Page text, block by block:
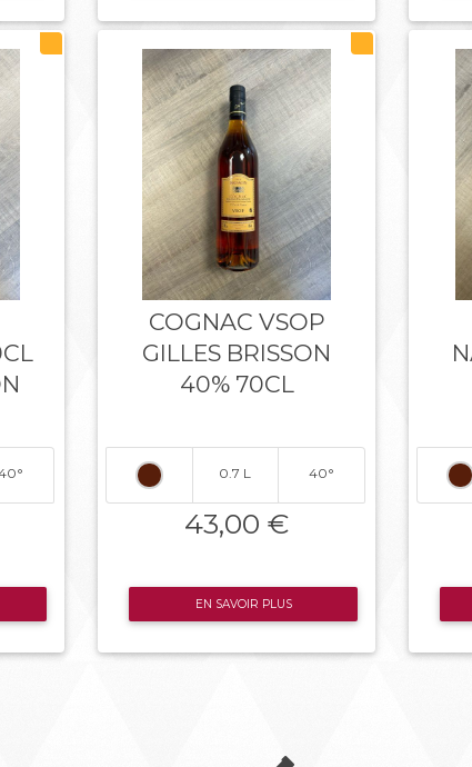
COGNAC VSOP
GILLES BRISSON
40% 70CL
0.7 L 40°
43,00 €
EN SAVOIR PLUS